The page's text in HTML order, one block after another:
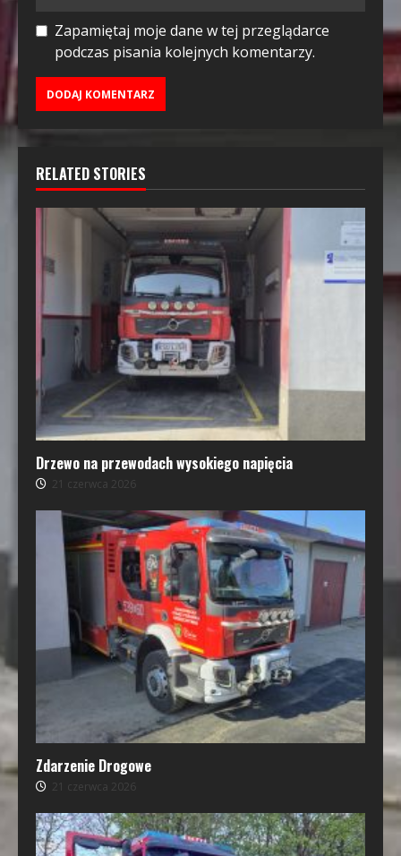
Zapamiętaj moje dane w tej przeglądarce
podczas pisania kolejnych komentarzy.
RELATED STORIES
Drzewo na przewodach wysokiego napięcia
21 czerwca 2026
Zdarzenie Drogowe
21 czerwca 2026